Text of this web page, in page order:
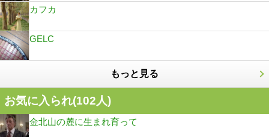
カフカ
GELC
もっと見る
お気に入られ(102人)
金北山の麓に生まれ育って